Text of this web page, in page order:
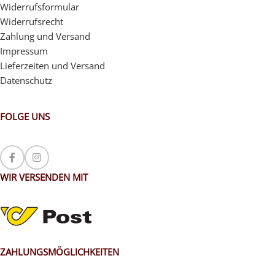
Widerrufsformular
Widerrufsrecht
Zahlung und Versand
Impressum
Lieferzeiten und Versand
Datenschutz
FOLGE UNS
WIR VERSENDEN MIT
ZAHLUNGSMÖGLICHKEITEN